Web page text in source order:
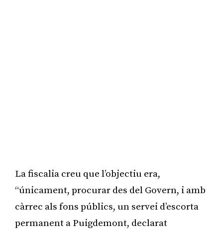
La fiscalia creu que l’objectiu era,
“únicament, procurar des del Govern, i amb
càrrec als fons públics, un servei d’escorta
permanent a Puigdemont, declarat